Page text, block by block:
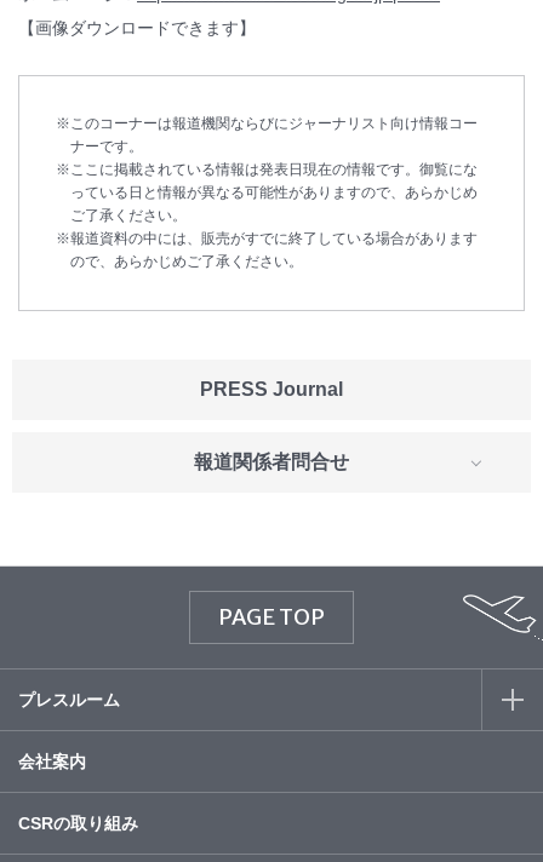
【画像ダウンロードできます】
このコーナーは報道機関ならびにジャーナリスト向け情報コー
ナーです。
ここに掲載されている情報は発表日現在の情報です。御覧にな
っている日と情報が異なる可能性がありますので、あらかじめ
ご了承ください。
報道資料の中には、販売がすでに終了している場合があります
ので、あらかじめご了承ください。
PRESS Journal
報道関係者問合せ
PAGE TOP
プレスルーム
会社案内
CSRの取り組み